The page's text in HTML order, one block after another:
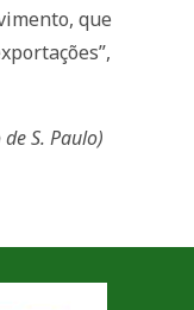
que
S. Paulo)